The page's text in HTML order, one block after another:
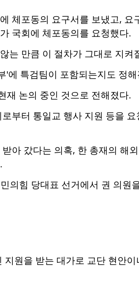
체포동의 요구서를 보냈고, 요
국회에 체포동의를 요청했다.
는 만큼 이 절차가 그대로 지켜
'에 특검팀이 포함되는지도 정
재 논의 중인 것으로 전해졌다.
부터 통일교 행사 지원 등을
아 갔다는 의혹, 한 총재의 해
의힘 당대표 선거에서 권 의원
원을 받는 대가로 교단 현안